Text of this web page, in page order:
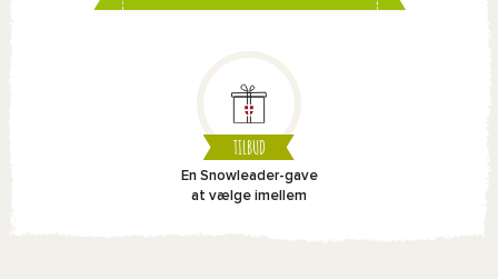
TILBUD
En Snowleader-gave
at vælge imellem